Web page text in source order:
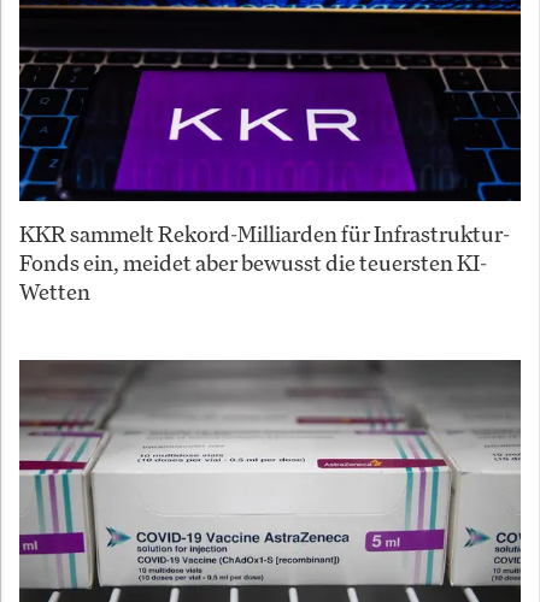
KKR sammelt Rekord-Milliarden für Infrastruktur-
Fonds ein, meidet aber bewusst die teuersten KI-
Wetten